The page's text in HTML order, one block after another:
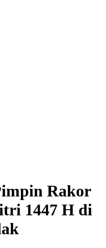
Rakor
1447 H di